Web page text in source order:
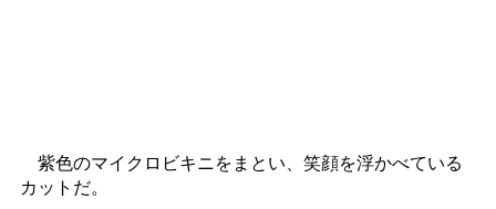
紫色のマイクロビキニをまとい、笑顔を浮かべている
カットだ。